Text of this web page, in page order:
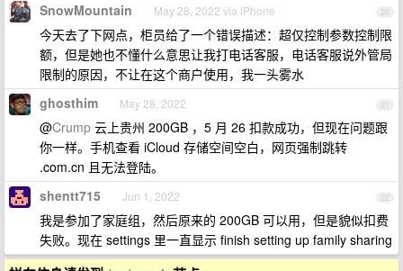
20
SnowMountain May 28, 2022 via iPhone
今天去了下网点，柜员给了一个错误描述：超仅控制参数控制限
额，但是她也不懂什么意思让我打电话客服，电话客服说外管局
限制的原因，不让在这个商户使用，我一头雾水
21
ghosthim May 28, 2022
@Crump 云上贵州 200GB ，5 月 26 扣款成功，但现在问题跟
你一样。手机查看 iCloud 存储空间空白，网页强制跳转
.com.cn 且无法登陆。
22
shentt715 Jun 1, 2022
我是参加了家庭组，然后原来的 200GB 可以用，但是貌似扣费
失败。现在 settings 里一直显示 finish setting up family sharing